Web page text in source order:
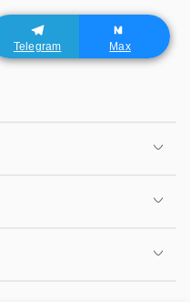
Telegram Max